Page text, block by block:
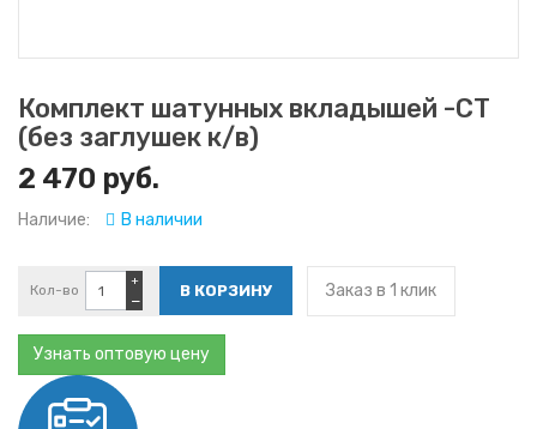
Комплект шатунных вкладышей -СТ
(без заглушек к/в)
2 470 руб.
Наличие: В наличии
Кол-во
−
+ Заказ в 1 клик
Узнать оптовую цену